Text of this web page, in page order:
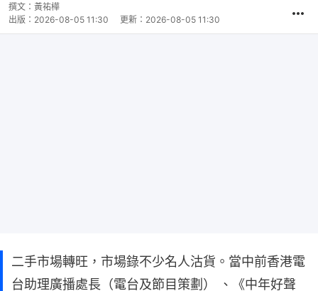
撰文： 黃祐樺
出版： 2026-08-05 11:30 更新： 2026-08-05 11:30
二手市場轉旺，市場錄不少名人沽貨。當中前香港電
台助理廣播處長（電台及節目策劃） 、《中年好聲